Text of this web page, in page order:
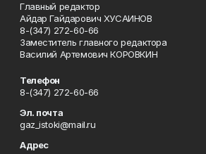
Главный редактор
Айдар Гайдарович ХУСАИНОВ
8-(347) 272-60-66
Заместитель главного редактора
Василий Артемович КОРОВКИН
Телефон
8-(347) 272-60-66
Эл. почта
gaz_istoki@mail.ru
Адрес